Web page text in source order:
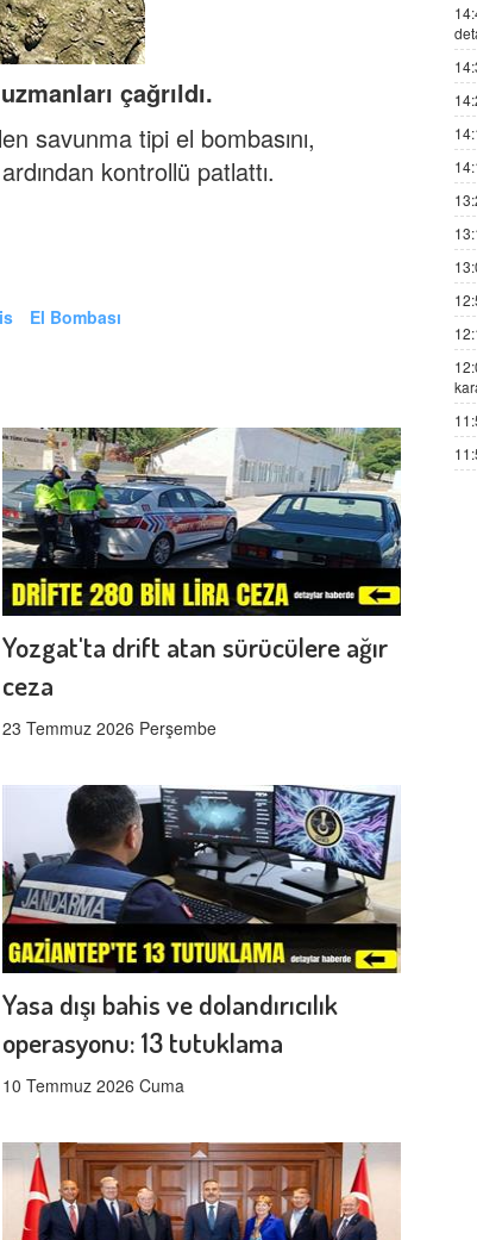
uzmanları çağrıldı.
savunma tipi el bombasını,
kontrollü patlattı.
El Bombası
Yozgat'ta drift atan sürücülere ağır
ceza
23 Temmuz 2026 Perşembe
Yasa dışı bahis ve dolandırıcılık
operasyonu: 13 tutuklama
10 Temmuz 2026 Cuma